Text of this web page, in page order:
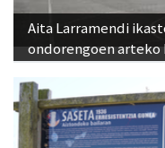
Aita Larramendi
ondorengoen